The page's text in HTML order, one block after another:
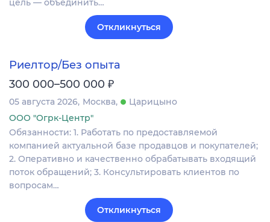
цель — объединить…
Откликнуться
Риелтор/Без опыта
300 000–500 000 ₽
05 августа 2026 Москва
Царицыно
ООО "Огрк-Центр"
Обязанности: 1. Работать по предоставляемой
компанией актуальной базе продавцов и покупателей;
2. Оперативно и качественно обрабатывать входящий
поток обращений; 3. Консультировать клиентов по
вопросам…
Откликнуться